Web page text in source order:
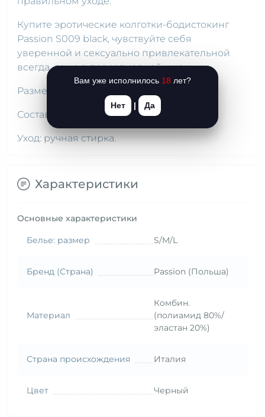
Купите эротические колготки-бодистокинг
Passion S009 black, чувствуйте себя
уверенной и сексуально привлекательной
всегда, даже в повседневной жизни.
Размер: универсальный.
Состав: полиамид — 90 %; эластан — 10 %.
Уход: ручная стирка.
Характеристики
Основные характеристики
Белье: размер S/M/L
Бренд (Страна) Passion (Польша)
Материал
Комбин.
(полиамид 80%/
эластан 20%)
Страна происхождения Италия
Цвет Черный
Вам уже исполнилось 18 лет?
Нет | Да